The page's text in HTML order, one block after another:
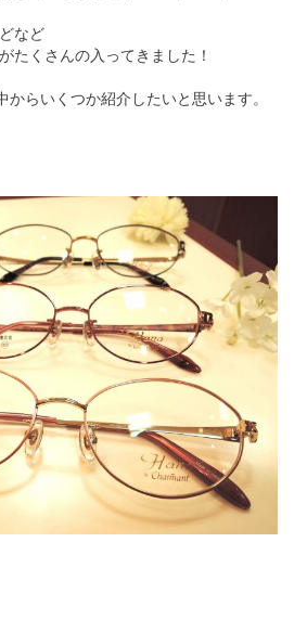
など
たくさんの入ってきました！
からいくつか紹介したいと思います。